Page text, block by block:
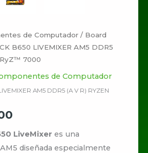
de Computador / Board
B650 LIVEMIXER AM5 DDR5
RyZ™ 7000
de Computador
AM5 DDR5 (A V R) RYZEN
LiveMixer es una
diseñada especialmente